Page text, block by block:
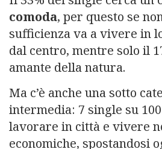
comoda, per questo se
sufficienza va a vivere in
dal centro, mentre solo il
amante della natura.
Ma c’è anche una sotto
intermedia: 7 single su
lavorare in città e vivere
economiche, spostandosi